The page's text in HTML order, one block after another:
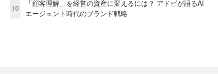
10
「顧客理解」を経営の資産に変えるには？ アドビが語るAI
エージェント時代のブランド戦略